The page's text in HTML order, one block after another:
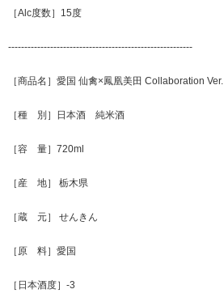
［Alc度数］15度
---------------------------------------------------------
［商品名］愛国 仙禽×鳳凰美田 Collaboration Ver.
［種 別］日本酒 純米酒
［容 量］720ml
［産 地］ 栃木県
［蔵 元］ せんきん
［原 料］愛国
［日本酒度］-3